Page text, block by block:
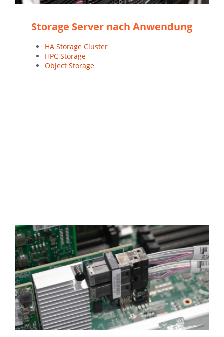
Storage Server nach Anwendung
HA Storage Cluster
HPC Storage
Object Storage